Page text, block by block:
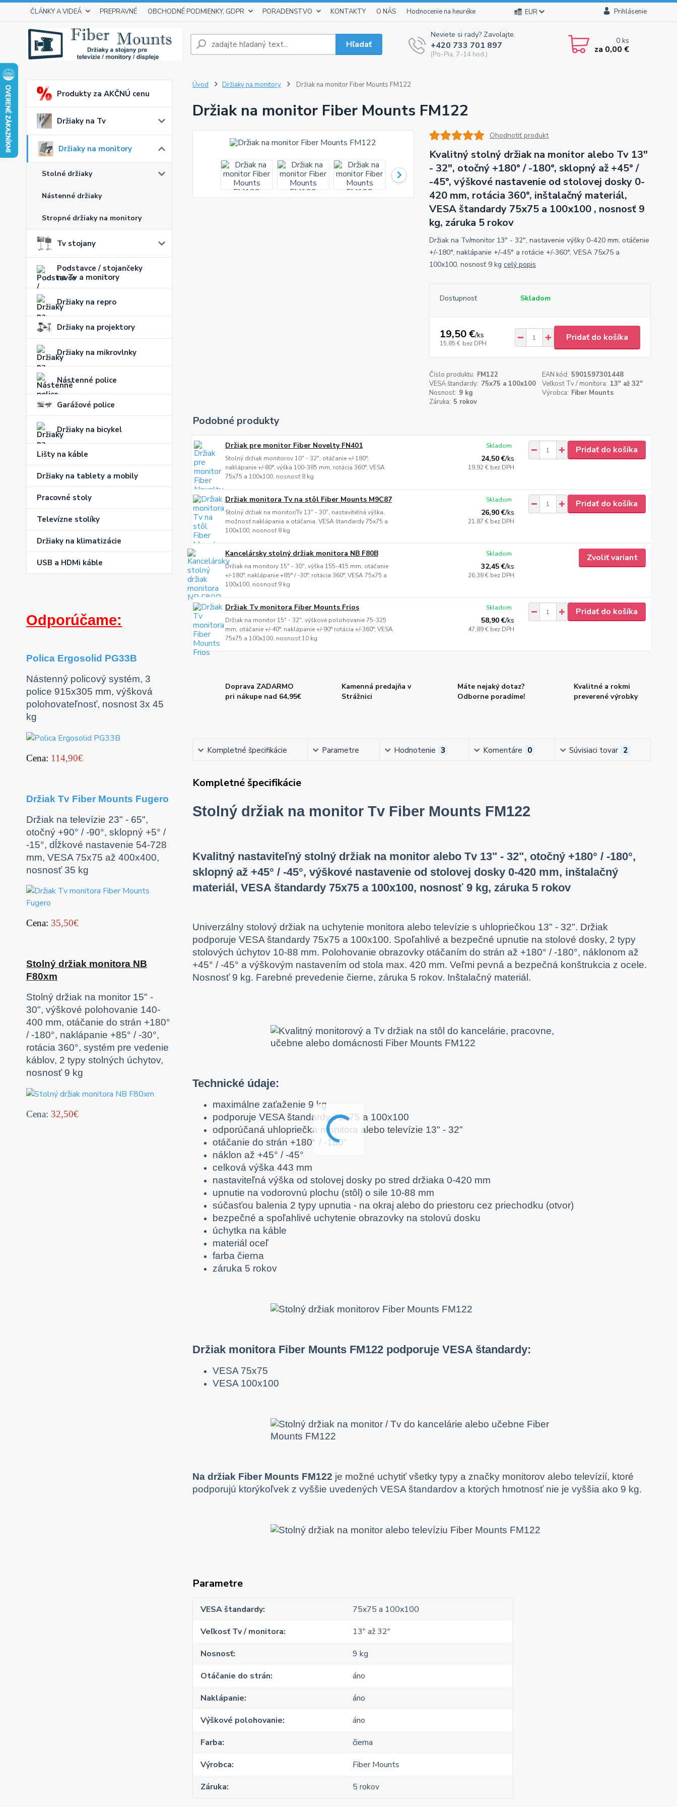
ČLÁNKY A VIDEÁ PREPRAVNÉ OBCHODNÉ PODMIENKY, GDPR PORADENSTVO KONTAKTY O NÁS Hodnocenie na heuréke EUR Prihlásenie
Hľadať
Neviete si rady? Zavolajte.
+420 733 701 897
(Po-Pia, 7-14 hod.)
0ks
za 0,00 €
Produkty za AKČNÚ cenu
Držiaky na Tv
Držiaky na monitory
Stolné držiaky
Nástenné držiaky
Stropné držiaky na monitory
Tv stojany
Podstavce / stojančeky
na Tv a monitory
Držiaky na repro
Držiaky na projektory
Držiaky na mikrovlnky
Nástenné police
Garážové police
Držiaky na bicykel
Lišty na káble
Držiaky na tablety a mobily
Pracovné stoly
Televízne stolíky
Držiaky na klimatizácie
USB a HDMi káble
Odporúčame:
Polica Ergosolid PG33B
Nástenný policový systém, 3
police 915x305 mm, výšková
polohovateľnosť, nosnost 3x 45
kg
Cena: 114,90€
Držiak Tv Fiber Mounts Fugero
Držiak na televízie 23" - 65",
otočný +90° / -90°, sklopný +5° /
-15°, dĺžkové nastavenie 54-728
mm, VESA 75x75 až 400x400,
nosnosť 35 kg
Cena: 35,50€
Stolný držiak monitora NB
F80xm
Stolný držiak na monitor 15" -
30", výškové polohovanie 140-
400 mm, otáčanie do strán +180°
/ -180°, naklápanie +85° / -30°,
rotácia 360°, systém pre vedenie
káblov, 2 typy stolných úchytov,
nosnosť 9 kg
Cena: 32,50€
Úvod Držiaky na monitory Držiak na monitor Fiber Mounts FM122
Držiak na monitor Fiber Mounts FM122
Ohodnotiť produkt
Kvalitný stolný držiak na monitor alebo Tv 13"
- 32", otočný +180° / -180°, sklopný až +45° /
-45°, výškové nastavenie od stolovej dosky 0-
420 mm, rotácia 360°, inštalačný materiál,
VESA štandardy 75x75 a 100x100 , nosnosť 9
kg, záruka 5 rokov
Držiak na Tv/monitor 13" - 32", nastavenie výšky 0-420 mm, otáčenie
+/-180°, naklápanie +/-45° a rotácie +/-360°, VESA 75x75 a
100x100, nosnosť 9 kg celý popis
Dostupnosť Skladom
19,50 €/ks
15,85 € bez DPH
Pridať do košíka
Číslo produktu: FM122 EAN kód: 5901597301448
VESA štandardy: 75x75 a 100x100 Veľkosť Tv / monitora: 13" až 32"
Nosnosť: 9 kg Výrobca: Fiber Mounts
Záruka: 5 rokov
Podobné produkty
Držiak pre monitor Fiber Novelty FN401
Stolný držiak monitorov 10" - 32", otáčanie +/-180°,
naklápanie +/-80°, výška 100-385 mm, rotácia 360°, VESA
75x75 a 100x100, nosnosť 8 kg
24,50 €/ks
19,92 € bez DPH
Skladom Pridať do košíka
Držiak monitora Tv na stôl Fiber Mounts M9C87
Stolný držiak na monitor/Tv 13" - 30", nastaviteľná výška,
možnosť naklápania a otáčania, VESA štandardy 75x75 a
100x100, nosnosť 8 kg
26,90 €/ks
21,87 € bez DPH
Skladom Pridať do košíka
Kancelársky stolný držiak monitora NB F80B
Držiak na monitory 15" - 30", výška 155-415 mm, otáčanie
+/-180°, naklápanie +85° / -30°, rotácia 360°, VESA 75x75 a
100x100, nosnosť 9 kg
32,45 €/ks
26,38 € bez DPH
Skladom Zvoliť variant
Držiak Tv monitora Fiber Mounts Frios
Držiak na monitor 15" - 32", výškové polohovanie 75-325
mm, otáčanie +/-40°, naklápanie +/-90° rotácia +/-360°, VESA
75x75 a 100x100, nosnosť 10 kg
58,90 €/ks
47,89 € bez DPH
Skladom Pridať do košíka
Doprava ZADARMO
pri nákupe nad 64,95€
Kamenná predajňa v
Strážnici
Máte nejaký dotaz?
Odborne poradíme!
Kvalitné a rokmi
preverené výrobky
Kompletné špecifikácie Parametre Hodnotenie 3 Komentáre 0 Súvisiaci tovar 2
Kompletné špecifikácie
Stolný držiak na monitor Tv Fiber Mounts FM122
Kvalitný nastaviteľný stolný držiak na monitor alebo Tv 13" - 32", otočný +180° / -180°,
sklopný až +45° / -45°, výškové nastavenie od stolovej dosky 0-420 mm, inštalačný
materiál, VESA štandardy 75x75 a 100x100, nosnosť 9 kg, záruka 5 rokov
Univerzálny stolový držiak na uchytenie monitora alebo televízie s uhlopriečkou 13" - 32". Držiak
podporuje VESA štandardy 75x75 a 100x100. Spoľahlivé a bezpečné upnutie na stolové dosky, 2 typy
stolových úchytov 10-88 mm. Polohovanie obrazovky otáčaním do strán až +180° / -180°, náklonom až
+45° / -45° a výškovým nastavením od stola max. 420 mm. Veľmi pevná a bezpečná konštrukcia z ocele.
Nosnosť 9 kg. Farebné prevedenie čierne, záruka 5 rokov. Inštalačný materiál.
Technické údaje:
maximálne zaťaženie 9 kg
podporuje VESA štandardy 75x75 a 100x100
odporúčaná uhlopriečka monitora alebo televízie 13" - 32"
otáčanie do strán +180° / -180°
náklon až +45° / -45°
celková výška 443 mm
nastaviteľná výška od stolovej dosky po stred držiaka 0-420 mm
upnutie na vodorovnú plochu (stôl) o sile 10-88 mm
súčasťou balenia 2 typy upnutia - na okraj alebo do priestoru cez priechodku (otvor)
bezpečné a spoľahlivé uchytenie obrazovky na stolovú dosku
úchytka na káble
materiál oceľ
farba čierna
záruka 5 rokov
Držiak monitora Fiber Mounts FM122 podporuje VESA štandardy:
VESA 75x75
VESA 100x100
Na držiak Fiber Mounts FM122 je možné uchytiť všetky typy a značky monitorov alebo televízií, ktoré
podporujú ktorýkoľvek z vyššie uvedených VESA štandardov a ktorých hmotnosť nie je vyššia ako 9 kg.
Parametre
VESA štandardy
75x75 a 100x100
Veľkosť Tv / monitora
13" až 32"
Nosnosť
9 kg
Otáčanie do strán
áno
Naklápanie
áno
Výškové polohovanie
áno
Farba
čierna
Výrobca
Fiber Mounts
Záruka
5 rokov